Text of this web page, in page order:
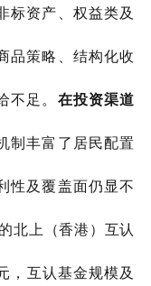
标资产、权益类及
品策略、结构化收
不足。 在投资渠道
制丰富了居民配置
性及覆盖面仍显不
北上（香港）互认
，互认基金规模及